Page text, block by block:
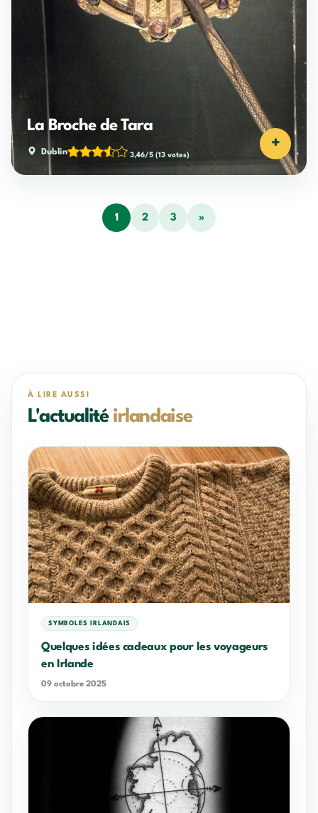
La Broche de Tara
Dublin 3,46/5 (13 votes)
+
1 2 3 »
À LIRE AUSSI
L'actualité irlandaise
SYMBOLES IRLANDAIS
Quelques idées cadeaux pour les voyageurs
en Irlande
09 octobre 2025